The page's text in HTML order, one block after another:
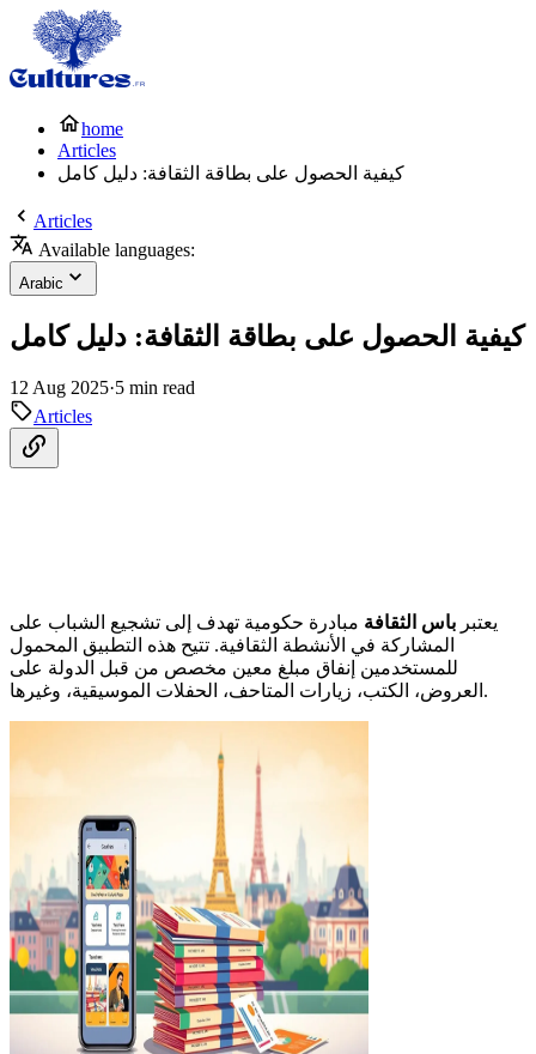
home
Articles
كيفية الحصول على بطاقة الثقافة: دليل كامل
Articles
Available languages:
Arabic
كيفية الحصول على بطاقة الثقافة: دليل كامل
12 Aug 2025·5 min read
Articles
يعتبر باس الثقافة مبادرة حكومية تهدف إلى تشجيع الشباب على
المشاركة في الأنشطة الثقافية. تتيح هذه التطبيق المحمول
للمستخدمين إنفاق مبلغ معين مخصص من قبل الدولة على
العروض، الكتب، زيارات المتاحف، الحفلات الموسيقية، وغيرها.